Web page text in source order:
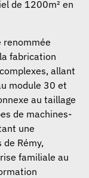
de 1200m² en
renommée
fabrication
allant
module 30 et
au taillage
de machines-
une
Rémy,
familiale au